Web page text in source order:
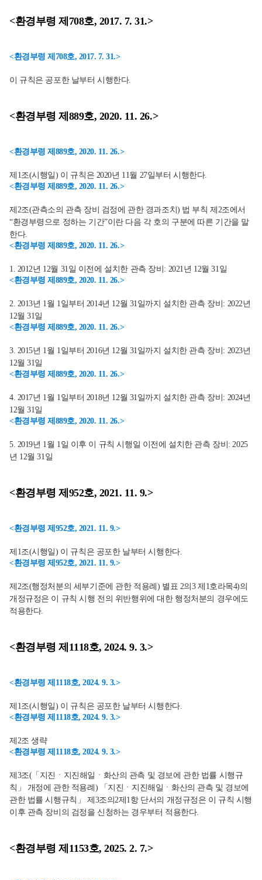
<환경부령 제708호, 2017. 7. 31.>
<환경부령 제708호, 2017. 7. 31.>
이 규칙은 공포한 날부터 시행한다.
<환경부령 제889호, 2020. 11. 26.>
<환경부령 제889호, 2020. 11. 26.>
제1조(시행일) 이 규칙은 2020년 11월 27일부터 시행한다.
<환경부령 제889호, 2020. 11. 26.>
제2조(관측소의 관측 장비 검정에 관한 경과조치) 법 부칙 제2조에서
“환경부령으로 정하는 기간”이란 다음 각 호의 구분에 따른 기간을 말
한다.
<환경부령 제889호, 2020. 11. 26.>
1. 2012년 12월 31일 이전에 설치한 관측 장비: 2021년 12월 31일
<환경부령 제889호, 2020. 11. 26.>
2. 2013년 1월 1일부터 2014년 12월 31일까지 설치한 관측 장비: 2022년
12월 31일
<환경부령 제889호, 2020. 11. 26.>
3. 2015년 1월 1일부터 2016년 12월 31일까지 설치한 관측 장비: 2023년
12월 31일
<환경부령 제889호, 2020. 11. 26.>
4. 2017년 1월 1일부터 2018년 12월 31일까지 설치한 관측 장비: 2024년
12월 31일
<환경부령 제889호, 2020. 11. 26.>
5. 2019년 1월 1일 이후 이 규칙 시행일 이전에 설치한 관측 장비: 2025
년 12월 31일
<환경부령 제952호, 2021. 11. 9.>
<환경부령 제952호, 2021. 11. 9.>
제1조(시행일) 이 규칙은 공포한 날부터 시행한다.
<환경부령 제952호, 2021. 11. 9.>
제2조(행정처분의 세부기준에 관한 적용례) 별표 2의3 제1호라목4)의
개정규정은 이 규칙 시행 전의 위반행위에 대한 행정처분의 경우에도
적용한다.
<환경부령 제1118호, 2024. 9. 3.>
<환경부령 제1118호, 2024. 9. 3.>
제1조(시행일) 이 규칙은 공포한 날부터 시행한다.
<환경부령 제1118호, 2024. 9. 3.>
제2조 생략
<환경부령 제1118호, 2024. 9. 3.>
제3조(「지진ㆍ지진해일ㆍ화산의 관측 및 경보에 관한 법률 시행규
칙」 개정에 관한 적용례) 「지진ㆍ지진해일ㆍ화산의 관측 및 경보에
관한 법률 시행규칙」 제3조의2제1항 단서의 개정규정은 이 규칙 시행
이후 관측 장비의 검정을 신청하는 경우부터 적용한다.
<환경부령 제1153호, 2025. 2. 7.>